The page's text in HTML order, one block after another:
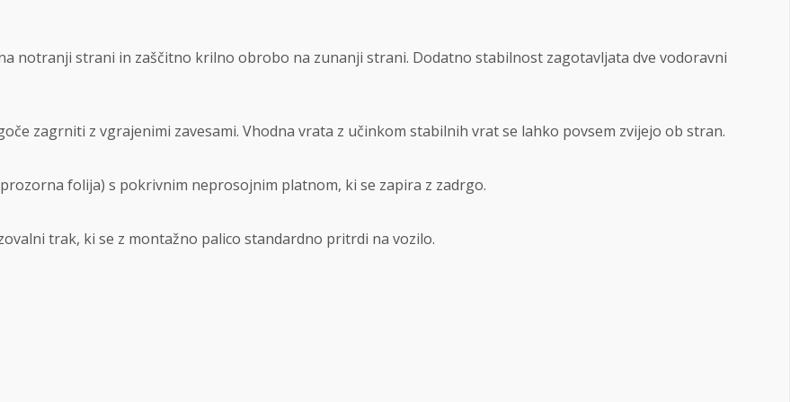
notranji strani in zaščitno krilno obrobo na zunanji strani. Dodatno stabilnost zagotavljata dve vodoravni
zagrniti z vgrajenimi zavesami. Vhodna vrata z učinkom stabilnih vrat se lahko povsem zvijejo ob stran.
folija) s pokrivnim neprosojnim platnom, ki se zapira z zadrgo.
trak, ki se z montažno palico standardno pritrdi na vozilo.